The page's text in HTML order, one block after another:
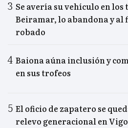
Se avería su vehículo en los
Beiramar, lo abandona y al
robado
Baiona aúna inclusión y
en sus trofeos
El oficio de zapatero se
relevo generacional en Vigo